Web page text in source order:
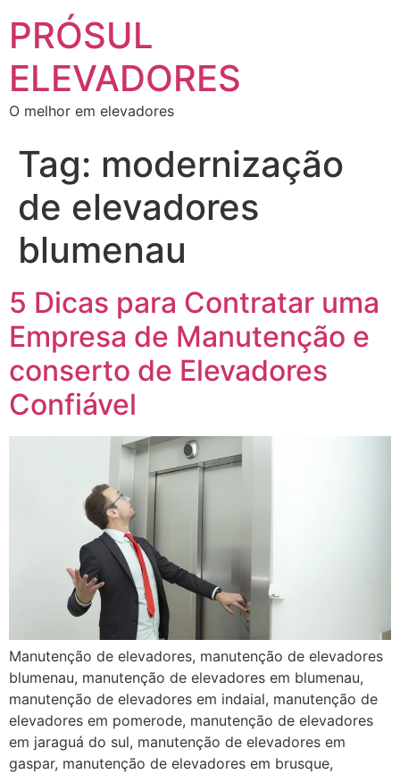
PRÓSUL
ELEVADORES
O melhor em elevadores
Tag: modernização
de elevadores
blumenau
5 Dicas para Contratar uma
Empresa de Manutenção e
conserto de Elevadores
Confiável
Manutenção de elevadores, manutenção de elevadores
blumenau, manutenção de elevadores em blumenau,
manutenção de elevadores em indaial, manutenção de
elevadores em pomerode, manutenção de elevadores
em jaraguá do sul, manutenção de elevadores em
gaspar, manutenção de elevadores em brusque,